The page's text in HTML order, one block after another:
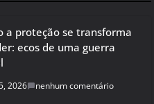
a proteção se transforma
ecos de uma guerra
2026 nenhum comentário